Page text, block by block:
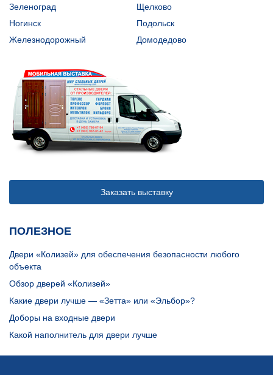
Зеленоград
Щелково
Ногинск
Подольск
Железнодорожный
Домодедово
Заказать выставку
ПОЛЕЗНОЕ
Двери «Колизей» для обеспечения безопасности любого
объекта
Обзор дверей «Колизей»
Какие двери лучше — «Зетта» или «Эльбор»?
Доборы на входные двери
Какой наполнитель для двери лучше